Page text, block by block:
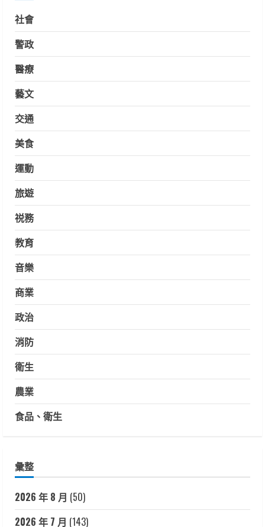
社會
警政
醫療
藝文
交通
美食
運動
旅遊
祱務
教育
音樂
商業
政治
消防
衛生
農業
食品、衛生
彙整
2026 年 8 月 (50)
2026 年 7 月 (143)